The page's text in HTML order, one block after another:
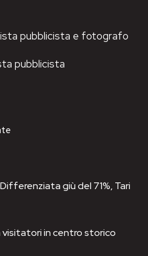
pubblicista e fotografo
pubblicista
giù del 71%, Tari
visitatori in centro storico